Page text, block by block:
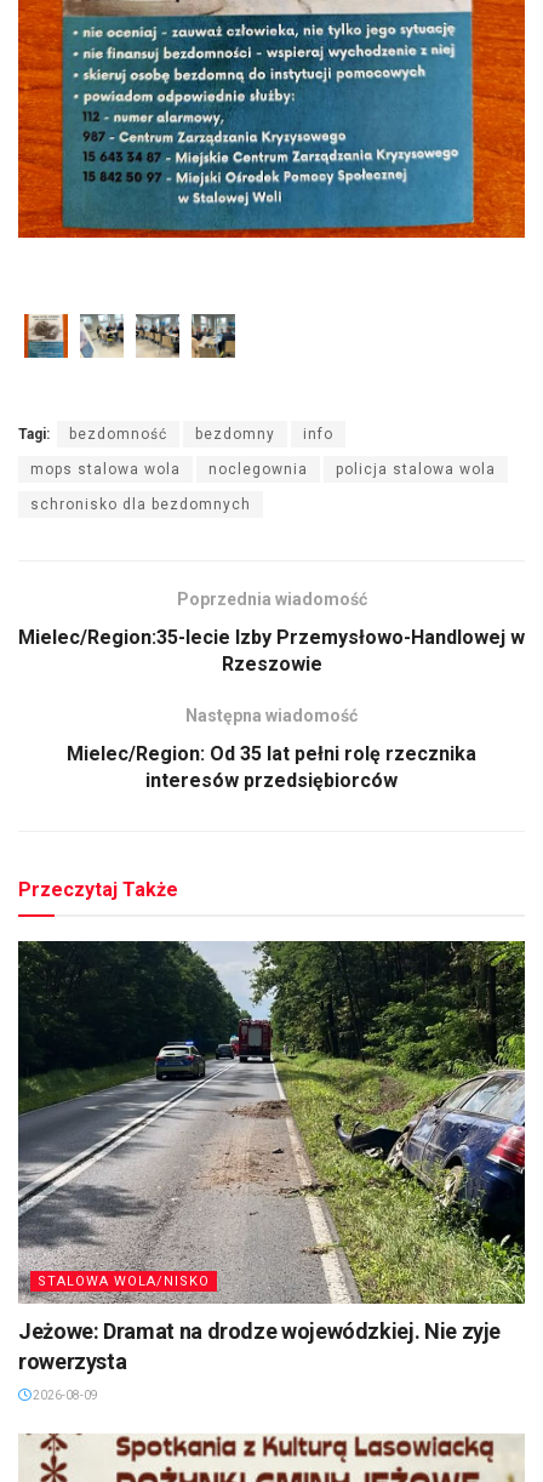
Tagi: bezdomność bezdomny info
mops stalowa wola noclegownia policja stalowa wola
schronisko dla bezdomnych
Poprzednia wiadomość
Mielec/Region:35-lecie Izby Przemysłowo-Handlowej w
Rzeszowie
Następna wiadomość
Mielec/Region: Od 35 lat pełni rolę rzecznika
interesów przedsiębiorców
Przeczytaj Także
STALOWA WOLA/NISKO
Jeżowe: Dramat na drodze wojewódzkiej. Nie zyje
rowerzysta
2026-08-09